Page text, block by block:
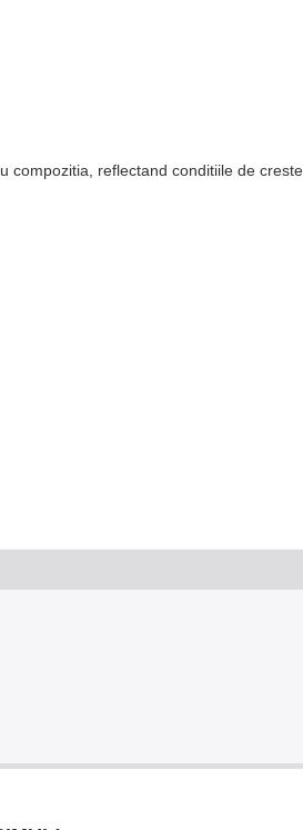
compozitia, reflectand conditiile de